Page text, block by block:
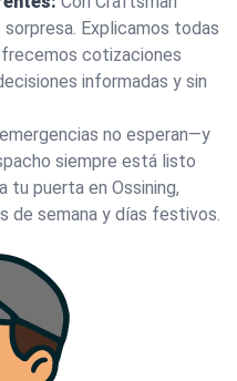
Explicamos todas
cotizaciones
informadas y sin
no esperan—y
siempre está listo
tu puerta en Ossining,
de semana y días festivos.